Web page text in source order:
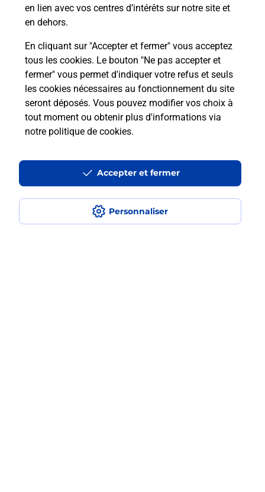
en lien avec vos centres d’intérêts sur notre site et
en dehors.
En cliquant sur "Accepter et fermer" vous acceptez
tous les cookies. Le bouton "Ne pas accepter et
fermer" vous permet d'indiquer votre refus et seuls
les cookies nécessaires au fonctionnement du site
seront déposés. Vous pouvez modifier vos choix à
tout moment ou obtenir plus d'informations via
notre politique de cookies.
Personnaliser
Accepter et fermer
Est-ce que je peux garder mon
numéro de mobile gratuitement ?
Est-ce que je peux bénéficier de la 5G
avec La Poste Mobile ?
Est-ce que je peux utiliser mon forfait
à l’étranger avec La Poste Mobile ?
Est-ce que je peux payer mon
smartphone Samsung en plusieurs